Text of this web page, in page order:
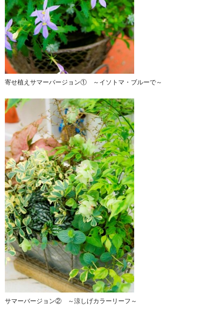
寄せ植えサマーバージョン① ～イソトマ・ブルーで～
サマーバージョン② ～涼しげカラーリーフ～